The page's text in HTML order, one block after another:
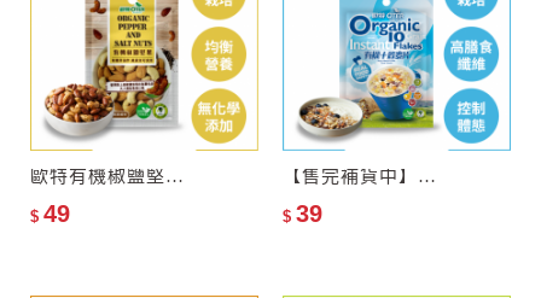
歐特有機椒鹽堅果(隨手包)
$ 49
【售完補貨中】歐特有機十穀麥片(隨手包)
$ 39